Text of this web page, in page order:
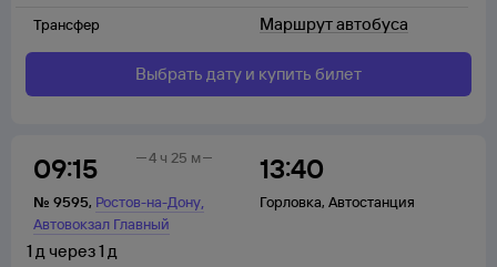
Трансфер
Маршрут автобуса
Выбрать дату и купить билет
09:15
№ 9595, Ростов-на-Дону,
Автовокзал Главный
13:40
Горловка, Автостанция
4 ч 25 м
1 д через1 д